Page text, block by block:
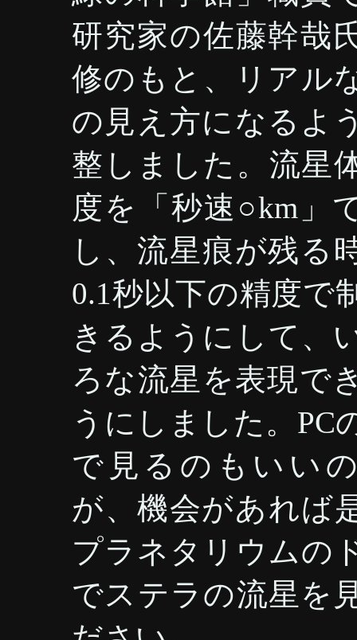
研究家の佐藤幹哉
修のもと、リアル
の見え方になるよ
整しました。流星
度を「秒速○km」
し、流星痕が残る
0.1秒以下の精度で
きるようにして、
ろな流星を表現で
うにしました。PC
で見るのもいい
が、機会があれば
プラネタリウムの
でステラの流星を